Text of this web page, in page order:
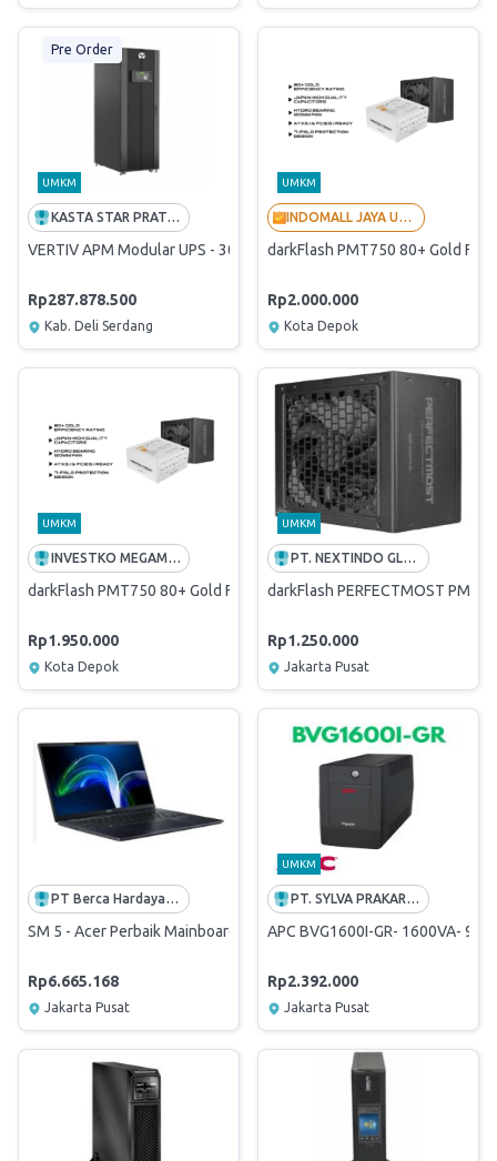
Pre Order
UMKM
KASTA STAR PRATAMA
VERTIV APM Modular UPS - 30KVA (APM0120KMH16FY02Z01)
Rp287.878.500
Kab. Deli Serdang
UMKM
INDOMALL JAYA UTAMA - LANGGANAN BUMN
darkFlash PMT750 80+ Gold
Rp2.000.000
Kota Depok
UMKM
INVESTKO MEGAMART | SUPPLIER TERBAIK PADI UMKM
darkFlash PMT750 80+ Gold Full Modular Power Supply [750 Watt]
Rp1.950.000
Kota Depok
UMKM
PT. NEXTINDO GLOBAL SOLUSI
darkFlash PERFECTMOST PMT
Rp1.250.000
Jakarta Pusat
PT Berca Hardayaperkasa
SM 5 - Acer Perbaik Mainboard
Rp6.665.168
Jakarta Pusat
UMKM
PT. SYLVA PRAKARSA UTAMA
APC BVG1600I-GR- 1600VA- 900
Rp2.392.000
Jakarta Pusat